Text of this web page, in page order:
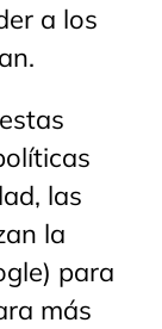
a los
las
la
para
más